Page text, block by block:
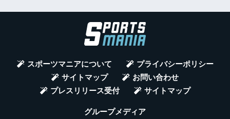
スポーツマニアについて
プライバシーポリシー
サイトマップ
お問い合わせ
プレスリリース受付
サイトマップ
グループメディア